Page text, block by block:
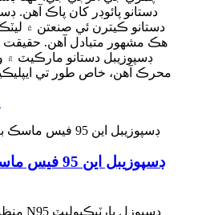
دستانو پائوڊر کان پاڪ آهن.
دستانو ڪيترن ئي صنعتن ۾
هڪ مشهور متبادل آهن. حقيقت
ڊسپوزيبل دستانو مارڪيٽ ۾
محرڪ آهن، خاص طور تي
ڊسپوزيبل اين